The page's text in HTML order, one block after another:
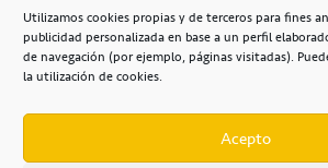
Utilizamos cookies propias y de terceros para fines
publicidad personalizada en base a un perfil
de navegación (por ejemplo, páginas visitadas).
la utilización de cookies.
Acepto
+34 922 253 684
Casa del Deporte / 38108 – La